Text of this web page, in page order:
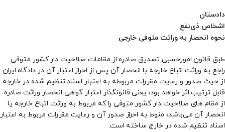
دادستان
اشخاص ذی‌نفع
نحوه انحصار به وراثت متوفی خارجی
طبق قانون امورحسبی تصدیق صادره از مقامات صلاحیت دار کشور متوفی
راجع به وراثت اتباع خارجه با انحصار آن پس از احراز اعتبار آن در دادگاه ایران
از‌ حیث صدور و رعایت مقررات مربوطه به اعتبار اسناد تنظیم شده در خارجه
قابل ترتیب اثر خواهد بود، یعنی قانونگذار اعتبار گواهی انحصار وراثت صادره
از مقام­ های صلاحیت دار کشور متوفی را که مربوط به وراثت اتباع خارجه یا
انحصار آن می‌باشد، منوط به احراز صدور آن و رعایت مقررات مربوط به اعتبار
اسناد تنظیم شده در خارج ساخته است.